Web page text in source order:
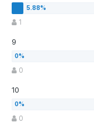
1
9
0
10
0